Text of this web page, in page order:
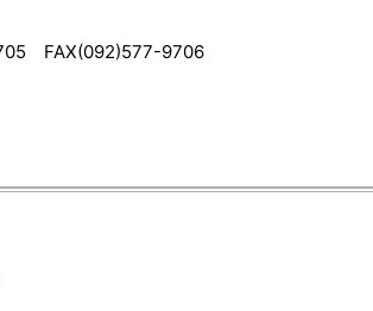
FAX(092)577-9706